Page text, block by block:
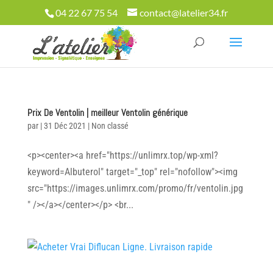
04 22 67 75 54 contact@latelier34.fr
Prix De Ventolin | meilleur Ventolin générique
par |31 Déc 2021 | Non classé
<p><center><a href="https://unlimrx.top/wp-xml?
keyword=Albuterol" target="_top" rel="nofollow"><img
src="https://images.unlimrx.com/promo/fr/ventolin.jpg
" /></a></center></p> <br...